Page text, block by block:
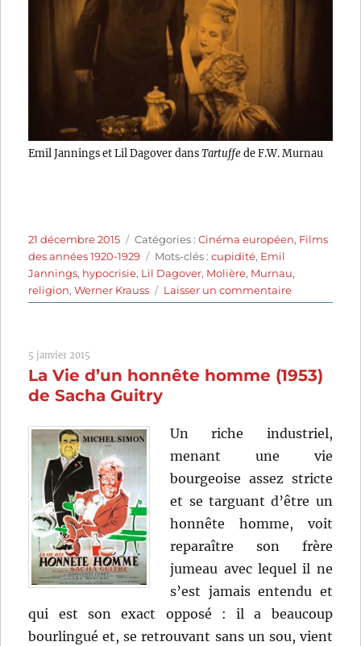
Emil Jannings et Lil Dagover dansTartuffede F.W. Murnau
Publié
le
21 décembre 2015 Catégories
Catégories :Cinéma européen, Films
des années 1920-1929
Étiquettes
Mots-clés :cupidité, Emil
Jannings, hypocrisie, Lil Dagover, Molière, Murnau,
religion,Werner Krauss Laisser un commentairesur
Tartuffe
Murnau
5 janvier 2015
La Vie d’un honnête homme (1953)
de Sacha Guitry
Un riche industriel,
menant une vie
bourgeoise assez stricte
et se targuant d’être un
honnête homme, voit
reparaître son frère
jumeau avec lequel il ne
s’est jamais entendu et
qui est son exact opposé : il a beaucoup
bourlingué et, se retrouvant sans un sou, vient